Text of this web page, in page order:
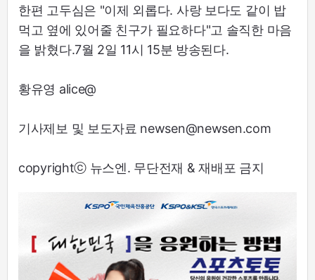
한편 고두심은 "이제 외롭다. 사랑 보다도 같이 밥
먹고 옆에 있어줄 친구가 필요하다"고 솔직한 마음
을 밝혔다.7월 2일 11시 15분 방송된다.
황유영 alice@
기사제보 및 보도자료 newsen@newsen.com
copyrightⓒ 뉴스엔. 무단전재 & 재배포 금지